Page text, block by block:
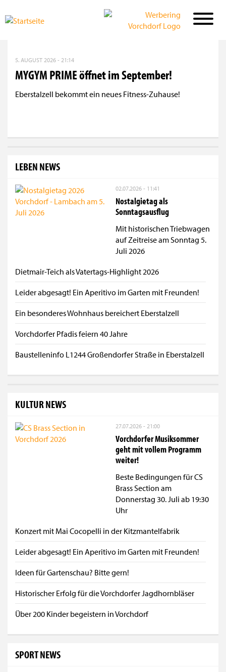
5. AUGUST 2026 - 21:14
MYGYM PRIME öffnet im September!
Eberstalzell bekommt ein neues Fitness-Zuhause!
LEBEN NEWS
02.07.2026 - 11:41
Nostalgietag als
Sonntagsausflug
Mit historischen Triebwagen
auf Zeitreise am Sonntag 5.
Juli 2026
Dietmair-Teich als Vatertags-Highlight 2026
Leider abgesagt! Ein Aperitivo im Garten mit Freunden!
Ein besonderes Wohnhaus bereichert Eberstalzell
Vorchdorfer Pfadis feiern 40 Jahre
Baustelleninfo L1244 Großendorfer Straße in Eberstalzell
KULTUR NEWS
27.07.2026 - 21:00
Vorchdorfer Musiksommer
geht mit vollem Programm
weiter!
Beste Bedingungen für CS
Brass Section am
Donnerstag 30. Juli ab 19:30
Uhr
Konzert mit Mai Cocopelli in der Kitzmantelfabrik
Leider abgesagt! Ein Aperitivo im Garten mit Freunden!
Ideen für Gartenschau? Bitte gern!
Historischer Erfolg für die Vorchdorfer Jagdhornbläser
Über 200 Kinder begeistern in Vorchdorf
SPORT NEWS